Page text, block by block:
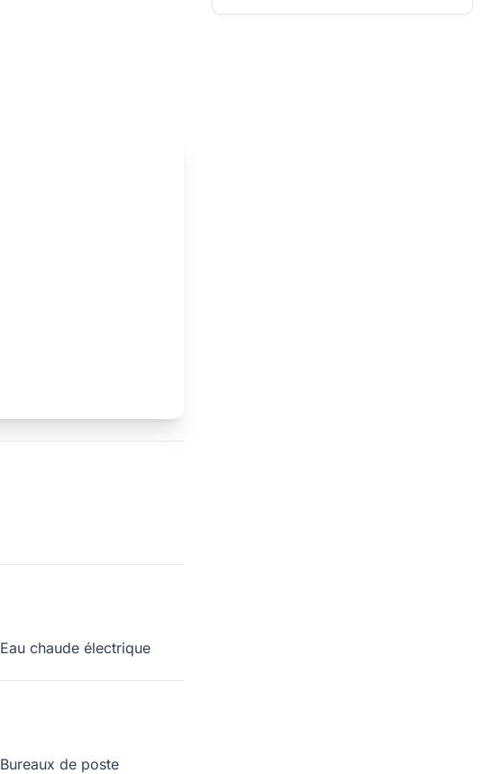
Eau chaude électrique
Bureaux de poste